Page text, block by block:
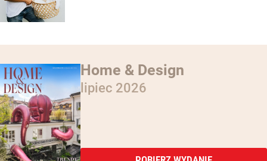
Home & Design
lipiec 2026